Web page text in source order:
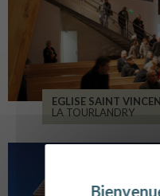
EGLISE SAINT
LA TOURLANDRY